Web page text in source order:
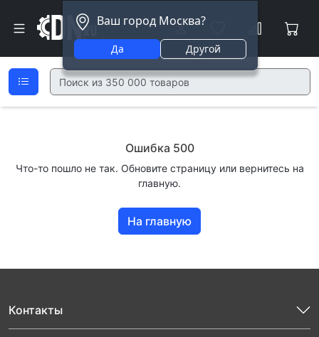
Ваш город Москва?
Да Другой
Ошибка 500
Что-то пошло не так. Обновите страницу или вернитесь на
главную.
На главную
Контакты